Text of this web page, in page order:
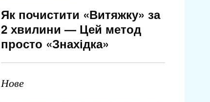
Як почистити «Витяжку» за
2 хвилини — Цей метод
просто «Знахідка»
Нове